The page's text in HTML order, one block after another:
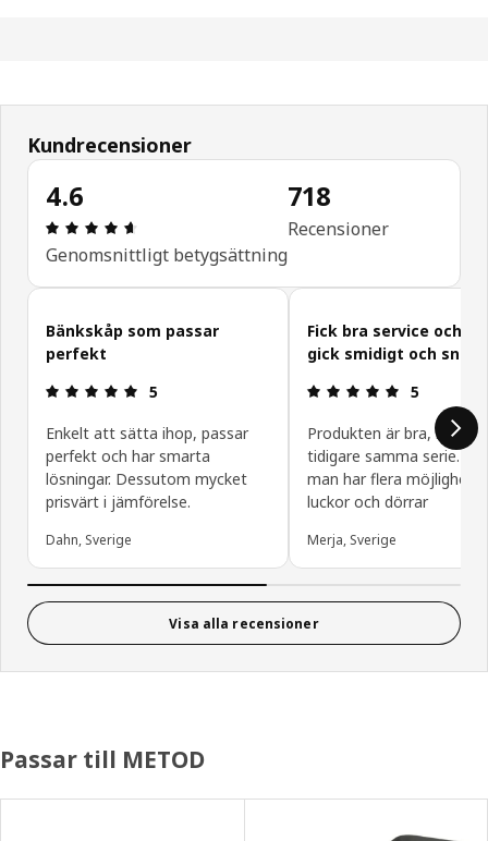
Kundrecensioner
4.6
Recension: 4.6 utav 5 stjärnor. Totalt antal
Genomsnittligt betygsättning
718
Recensioner
Hoppa över
Bänkskåp som passar
perfekt
Recension: 5 utav 5 stjärnor.
5
Enkelt att sätta ihop, passar
perfekt och har smarta
lösningar. Dessutom mycket
prisvärt i jämförelse.
Dahn, Sverige
Fick bra service och
gick smidigt och
5
Produkten är bra, har
tidigare samma serie.
man har flera
luckor och dörrar
Merja, Sverige
Visa alla recensioner
Passar till METOD